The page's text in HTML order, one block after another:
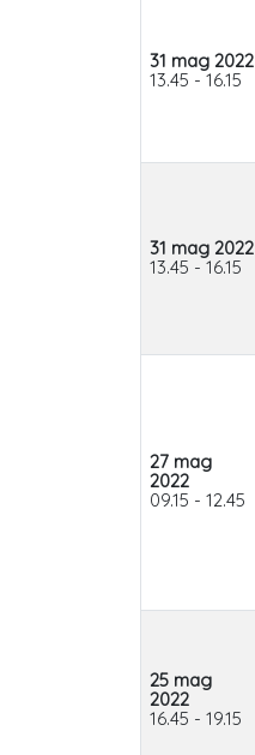
31 mag 2022
13.45 - 16.15
31 mag 2022
13.45 - 16.15
27 mag
2022
09.15 - 12.45
25 mag
2022
16.45 - 19.15